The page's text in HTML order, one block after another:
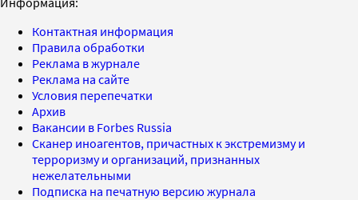
Контактная информация
Правила обработки
Реклама в журнале
Реклама на сайте
Условия перепечатки
Архив
Вакансии в Forbes Russia
Сканер иноагентов, причастных к экстремизму и
терроризму и организаций, признанных
нежелательными
Подписка на печатную версию журнала